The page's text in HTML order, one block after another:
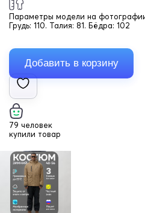
Параметры модели на
Грудь: 110. Талия: 81. Бёдра: 102
79 человек
купили товар